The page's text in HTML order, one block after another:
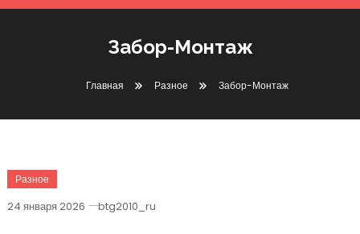
Забор-Монтаж
Главная Разное Забор-Монтаж
Разное
24 января 2026 btg2010_ru